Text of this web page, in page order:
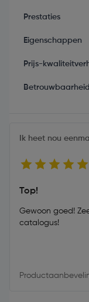
Prestaties
Eigenschappen
Prijs-
Betrouwbaarheid
Ik heet nou
Top!
Gewoon goed!
catalogus!